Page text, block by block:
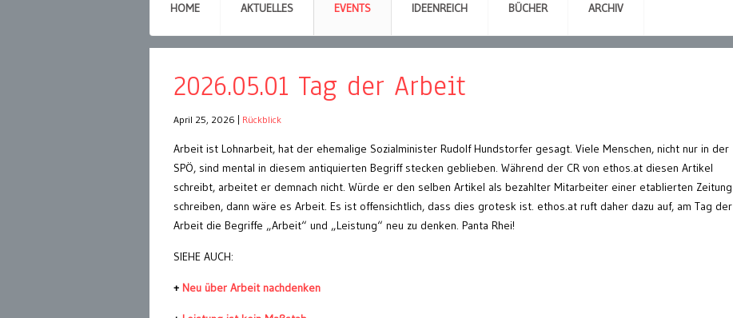
HOME AKTUELLES EVENTS IDEENREICH BÜCHER ARCHIV
2026.05.01 Tag der Arbeit
April 25, 2026 Rückblick
Arbeit ist Lohnarbeit, hat der ehemalige Sozialminister Rudolf Hundstorfer gesagt. Viele Menschen, nicht nur in der
SPÖ, sind mental in diesem antiquierten Begriff stecken geblieben. Während der CR von ethos.at diesen Artikel
schreibt, arbeitet er demnach nicht. Würde er den selben Artikel als bezahlter Mitarbeiter einer etablierten Zeitung
schreiben, dann wäre es Arbeit. Es ist offensichtlich, dass dies grotesk ist. ethos.at ruft daher dazu auf, am Tag der
Arbeit die Begriffe „Arbeit“ und „Leistung“ neu zu denken. Panta Rhei!
SIEHE AUCH:
+ Neu über Arbeit nachdenken